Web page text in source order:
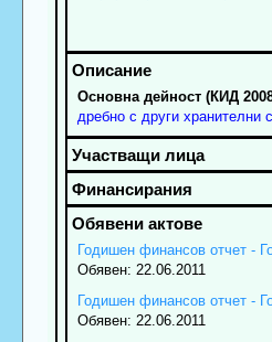
Основна дейност (КИД
дребно с други хранителни
Годишен финансов отчет -
Обявен: 22.06.2011
Годишен финансов отчет -
Обявен: 22.06.2011